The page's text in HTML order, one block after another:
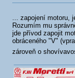
... zapojení motoru,
Rozumím mu
jde přívod zapojit
obráceného "V"
zároveň o